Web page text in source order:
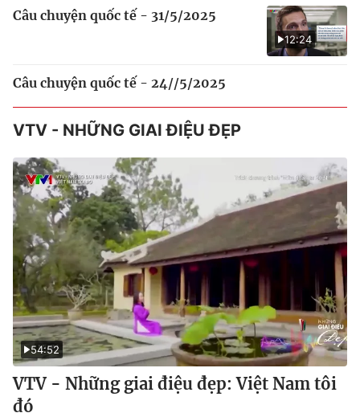
12:24
Câu chuyện quốc tế - 31/5/2025
Câu chuyện quốc tế - 24//5/2025
VTV - NHỮNG GIAI ĐIỆU ĐẸP
54:52
VTV - Những giai điệu đẹp: Việt Nam tôi
đó